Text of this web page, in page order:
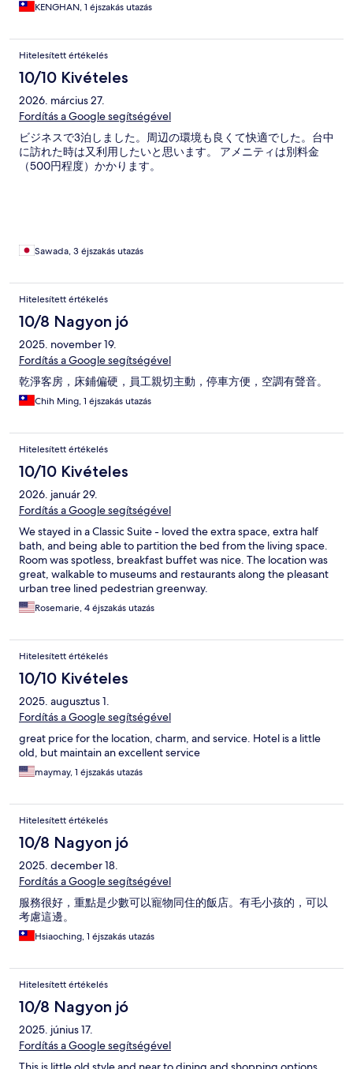
KENGHAN, 1 éjszakás utazás
Hitelesített értékelés
10/10 Kivételes
2026. március 27.
Fordítás a Google segítségével
ビジネスで3泊しました。周辺の環境も良くて快適でした。台中
に訪れた時は又利用したいと思います。 アメニティは別料金
（500円程度）かかります。
Sawada, 3 éjszakás utazás
Hitelesített értékelés
10/8 Nagyon jó
2025. november 19.
Fordítás a Google segítségével
乾淨客房，床鋪偏硬，員工親切主動，停車方便，空調有聲音。
Chih Ming, 1 éjszakás utazás
Hitelesített értékelés
10/10 Kivételes
2026. január 29.
Fordítás a Google segítségével
We stayed in a Classic Suite - loved the extra space, extra half
bath, and being able to partition the bed from the living space.
Room was spotless, breakfast buffet was nice. The location was
great, walkable to museums and restaurants along the pleasant
urban tree lined pedestrian greenway.
Rosemarie, 4 éjszakás utazás
Hitelesített értékelés
10/10 Kivételes
2025. augusztus 1.
Fordítás a Google segítségével
great price for the location, charm, and service. Hotel is a little
old, but maintain an excellent service
maymay, 1 éjszakás utazás
Hitelesített értékelés
10/8 Nagyon jó
2025. december 18.
Fordítás a Google segítségével
服務很好，重點是少數可以寵物同住的飯店。有毛小孩的，可以
考慮這邊。
Hsiaoching, 1 éjszakás utazás
Hitelesített értékelés
10/8 Nagyon jó
2025. június 17.
Fordítás a Google segítségével